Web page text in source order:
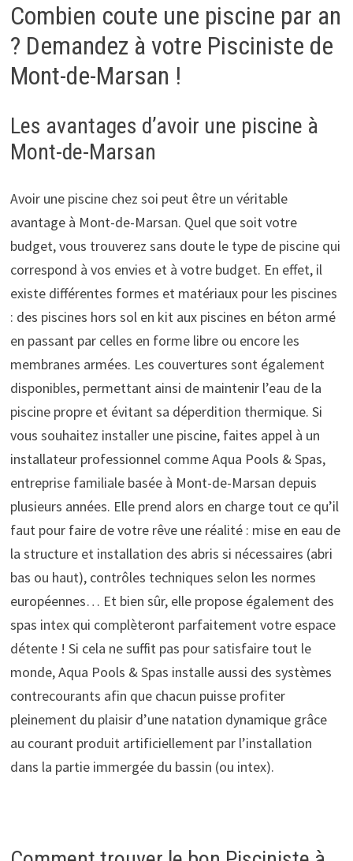
Combien coute une piscine par an
? Demandez à votre Pisciniste de
Mont-de-Marsan !
Les avantages d’avoir une piscine à
Mont-de-Marsan
Avoir une piscine chez soi peut être un véritable
avantage à Mont-de-Marsan. Quel que soit votre
budget, vous trouverez sans doute le type de piscine qui
correspond à vos envies et à votre budget. En effet, il
existe différentes formes et matériaux pour les piscines
: des piscines hors sol en kit aux piscines en béton armé
en passant par celles en forme libre ou encore les
membranes armées. Les couvertures sont également
disponibles, permettant ainsi de maintenir l’eau de la
piscine propre et évitant sa déperdition thermique. Si
vous souhaitez installer une piscine, faites appel à un
installateur professionnel comme Aqua Pools & Spas,
entreprise familiale basée à Mont-de-Marsan depuis
plusieurs années. Elle prend alors en charge tout ce qu’il
faut pour faire de votre rêve une réalité : mise en eau de
la structure et installation des abris si nécessaires (abri
bas ou haut), contrôles techniques selon les normes
européennes… Et bien sûr, elle propose également des
spas intex qui complèteront parfaitement votre espace
détente ! Si cela ne suffit pas pour satisfaire tout le
monde, Aqua Pools & Spas installe aussi des systèmes
contrecourants afin que chacun puisse profiter
pleinement du plaisir d’une natation dynamique grâce
au courant produit artificiellement par l’installation
dans la partie immergée du bassin (ou intex).